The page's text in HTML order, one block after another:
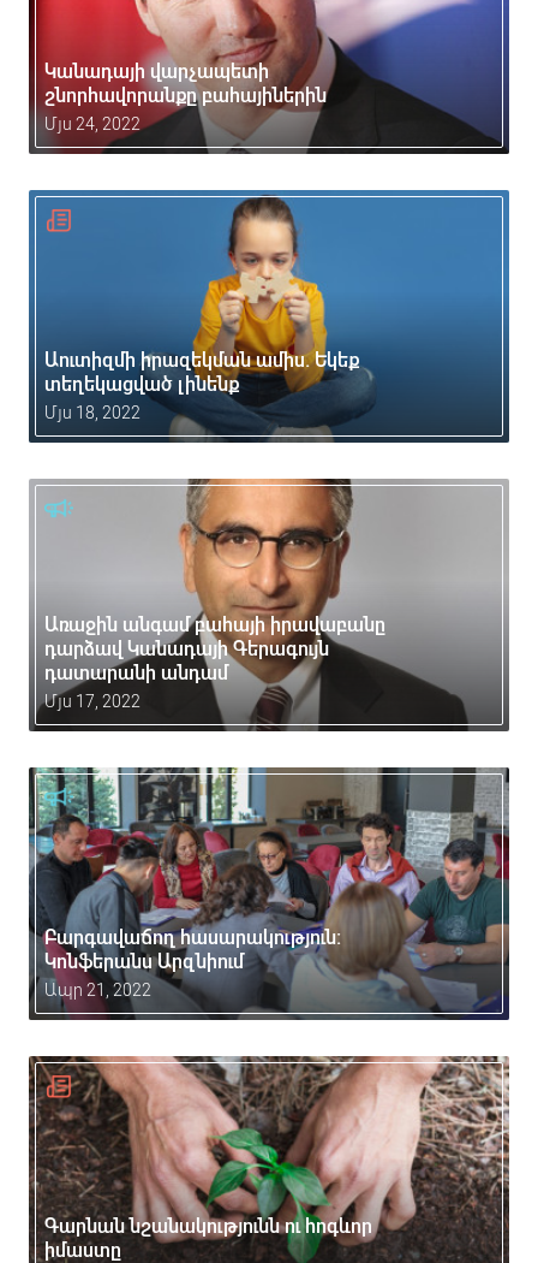
Կանադայի վարչապետի
շնորհավորանքը բահայիներին
Մյս 24, 2022
Աուտիզմի իրազեկման ամիս. Եկեք
տեղեկացված լինենք
Մյս 18, 2022
Առաջին անգամ բահայի իրավաբանը
դարձավ Կանադայի Գերագույն
դատարանի անդամ
Մյս 17, 2022
Բարգավաճող հասարակություն:
Կոնֆերանս Արզնիում
Ապր 21, 2022
Գարնան նշանակությունն ու հոգևոր
իմաստը